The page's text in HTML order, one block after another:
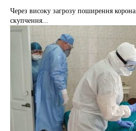
Через високу загрозу поширення
скупчення...